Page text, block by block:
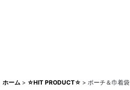
ホーム > ☆HIT PRODUCT☆ > ポーチ＆巾着袋